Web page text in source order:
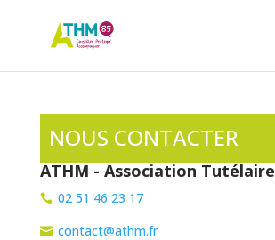
NOUS CONTACTER
ATHM - Association Tutélaire
 02 51 46 23 17
 contact@athm.fr